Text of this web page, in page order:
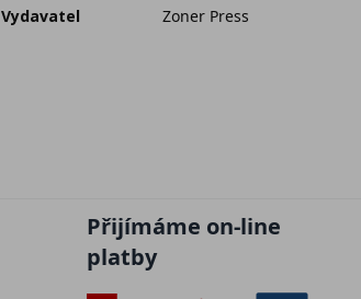
Vydavatel
Zoner Press
Přijímáme on-line
platby